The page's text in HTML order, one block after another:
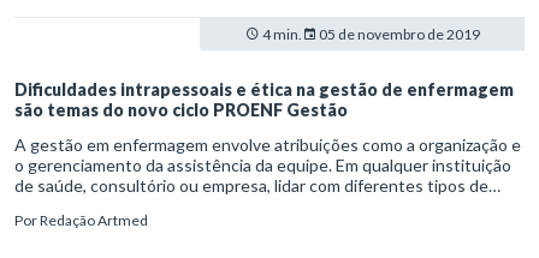
4 min. 05 de novembro de 2019
Dificuldades intrapessoais e ética na gestão de enfermagem
são temas do novo ciclo PROENF Gestão
A gestão em enfermagem envolve atribuições como a organização e
o gerenciamento da assistência da equipe. Em qualquer instituição
de saúde, consultório ou empresa, lidar com diferentes tipos de
gestor.
PorRedação Artmed